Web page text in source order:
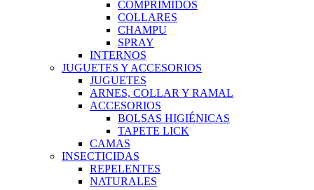
COMPRIMIDOS
COLLARES
CHAMPU
SPRAY
INTERNOS
JUGUETES Y ACCESORIOS
JUGUETES
ARNES, COLLAR Y RAMAL
ACCESORIOS
BOLSAS HIGIÉNICAS
TAPETE LICK
CAMAS
INSECTICIDAS
REPELENTES
NATURALES